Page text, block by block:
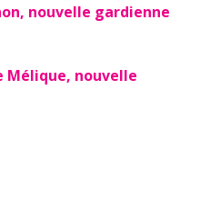
nouvelle gardienne
Mélique, nouvelle